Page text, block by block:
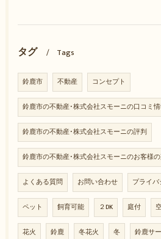
タグ Tags
鈴鹿市 不動産 コンセプト
鈴鹿市の不動産･株式会社スモーニの口コミ
鈴鹿市の不動産･株式会社スモーニの評判
鈴鹿市の不動産･株式会社スモーニのお客様
よくある質問 お問い合わせ プライ
ペット 飼育可能 ２DK 庭付
花火 鈴鹿 冬花火 冬 鈴鹿サ